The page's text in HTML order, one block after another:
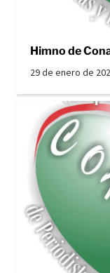
Himno de
29 de enero de